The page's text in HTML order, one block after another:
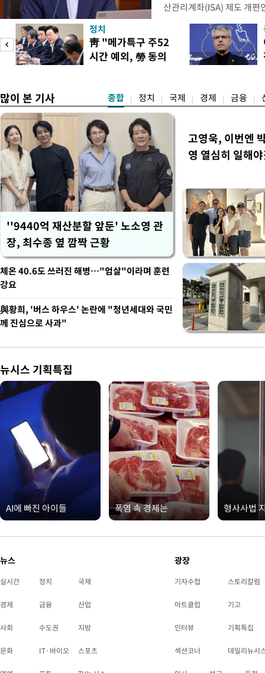
산관리계좌(ISA) 제도 개편
다"며 "국민 의견까지 수
토할 예정"이라고 밝혔다.
셜미디어(SNS) 엑스(X·옛
개편안은 지난 4일부터 오
정치
靑 "메가특구 주52
시간 예외, 勞 동의
많이 본 기사 종합 정치 국제 경제 금융
''9440억 재산분할 앞둔' 노소영 관
장, 최수종 옆 깜짝 근황
고영욱, 이번엔
영 열심히 일해
체온 40.6도 쓰러진 해병…"엄살"이라며 훈련
강요
與황희, '버스 하우스' 논란에 "청년세대와 국민
께 진심으로 사과"
뉴시스 기획특집
AI에 빠진 아이들 폭염 속 경제는 형사사법
뉴스
실시간 정치 국제
경제 금융 산업
사회 수도권 지방
문화 IT·바이오 스포츠
광장
기자수첩 스토리칼럼
아트클럽 기고
인터뷰 기획특집
섹션코너 데일리뉴시